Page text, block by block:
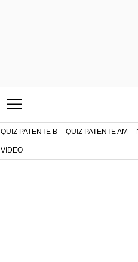
QUIZ PATENTE B QUIZ PATENTE AM
VIDEO